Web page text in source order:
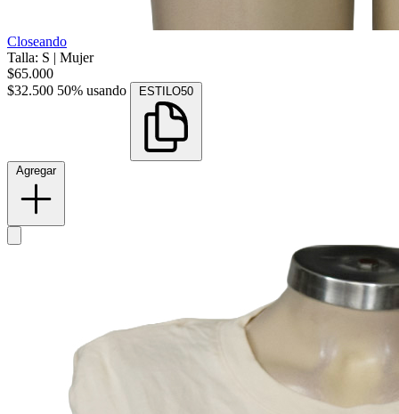
Closeando
Talla: S | Mujer
$65.000
$32.500 50% usando ESTILO50
Agregar